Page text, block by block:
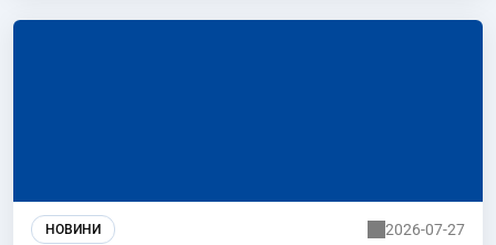
У цій статті ми покажемо вам конкретні маршрути,
НОВИНИ 2026-07-27